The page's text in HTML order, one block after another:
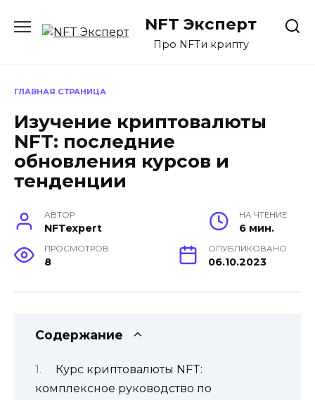
содержанию
NFT Эксперт
Про NFTи крипту
ГЛАВНАЯ СТРАНИЦА
Изучение криптовалюты
NFT: последние
обновления курсов и
тенденции
АВТОР
NFTexpert
НА ЧТЕНИЕ
6 мин.
ПРОСМОТРОВ
8
ОПУБЛИКОВАНО
06.10.2023
Содержание
Курс криптовалюты NFT:
комплексное руководство по